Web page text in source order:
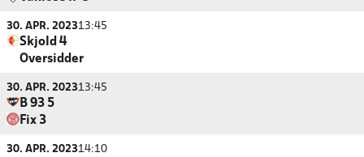
30. APR. 202313:45
Skjold 4
Oversidder
30. APR. 202313:45
B 93 5
Fix 3
30. APR. 202314:10